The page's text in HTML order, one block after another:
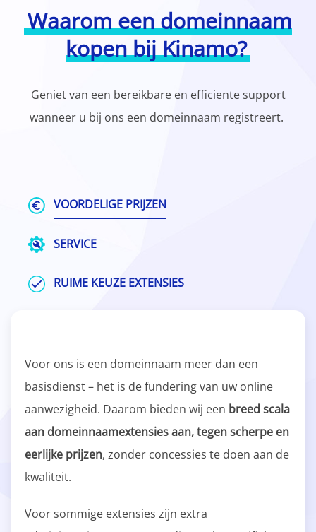
Waarom een domeinnaam
kopen bij Kinamo?
Geniet van een bereikbare en efficiente support
wanneer u bij ons een domeinnaam registreert.
VOORDELIGE PRIJZEN
SERVICE
RUIME KEUZE EXTENSIES
Voor ons is een domeinnaam meer dan een
basisdienst – het is de fundering van uw online
aanwezigheid. Daarom bieden wij een breed scala
aan domeinnaamextensies aan, tegen scherpe en
eerlijke prijzen, zonder concessies te doen aan de
kwaliteit.
Voor sommige extensies zijn extra